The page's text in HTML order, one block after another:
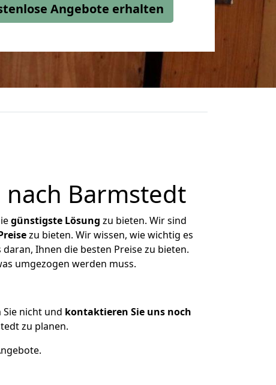
Angebote erhalten
Barmstedt
günstigste Lösung zu bieten. Wir sind
zu bieten. Wir wissen, wie wichtig es
Ihnen die besten Preise zu bieten.
umgezogen werden muss.
Sie nicht und kontaktieren Sie uns noch
zu planen.